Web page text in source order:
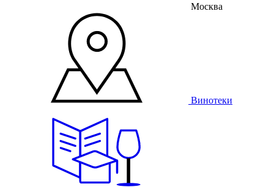
Москва
Винотеки